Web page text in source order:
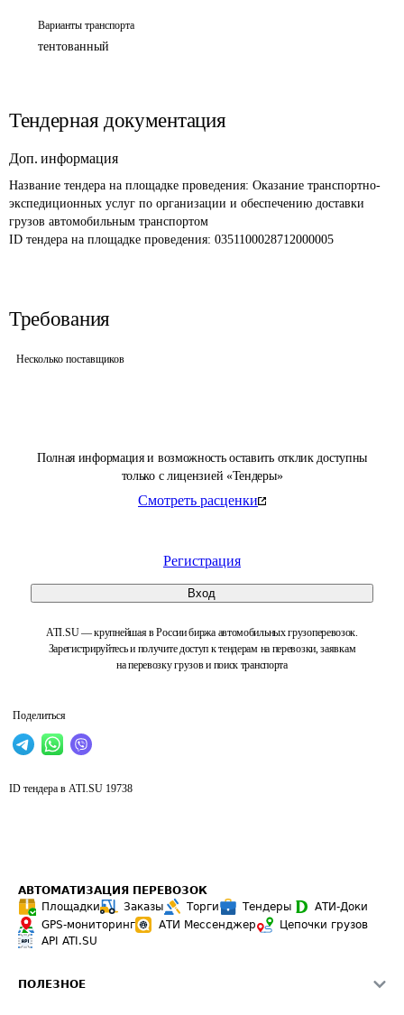
Полная информация и возможность оставить отклик доступны
только с лицензией «Тендеры»
Смотреть расценки
Регистрация
Вход
ATI.SU — крупнейшая в России биржа автомобильных грузоперевозок.
Зарегистрируйтесь и получите доступ к тендерам на перевозки, заявкам
на перевозку грузов и поиск транспорта
Поделиться
Варианты транспорта
тентованный
Тендерная документация
Доп. информация
Название тендера на площадке проведения: Оказание транспортно-
экспедиционных услуг по организации и обеспечению доставки
грузов автомобильным транспортом
ID тендера на площадке проведения: 0351100028712000005
Требования
Несколько поставщиков
ID тендера в ATI.SU 19738
АВТОМАТИЗАЦИЯ ПЕРЕВОЗОК
Площадки
Заказы Торги Тендеры
АТИ-Доки
GPS-мониторинг
АТИ Мессенджер
Цепочки грузов
API ATI.SU
ПОЛЕЗНОЕ